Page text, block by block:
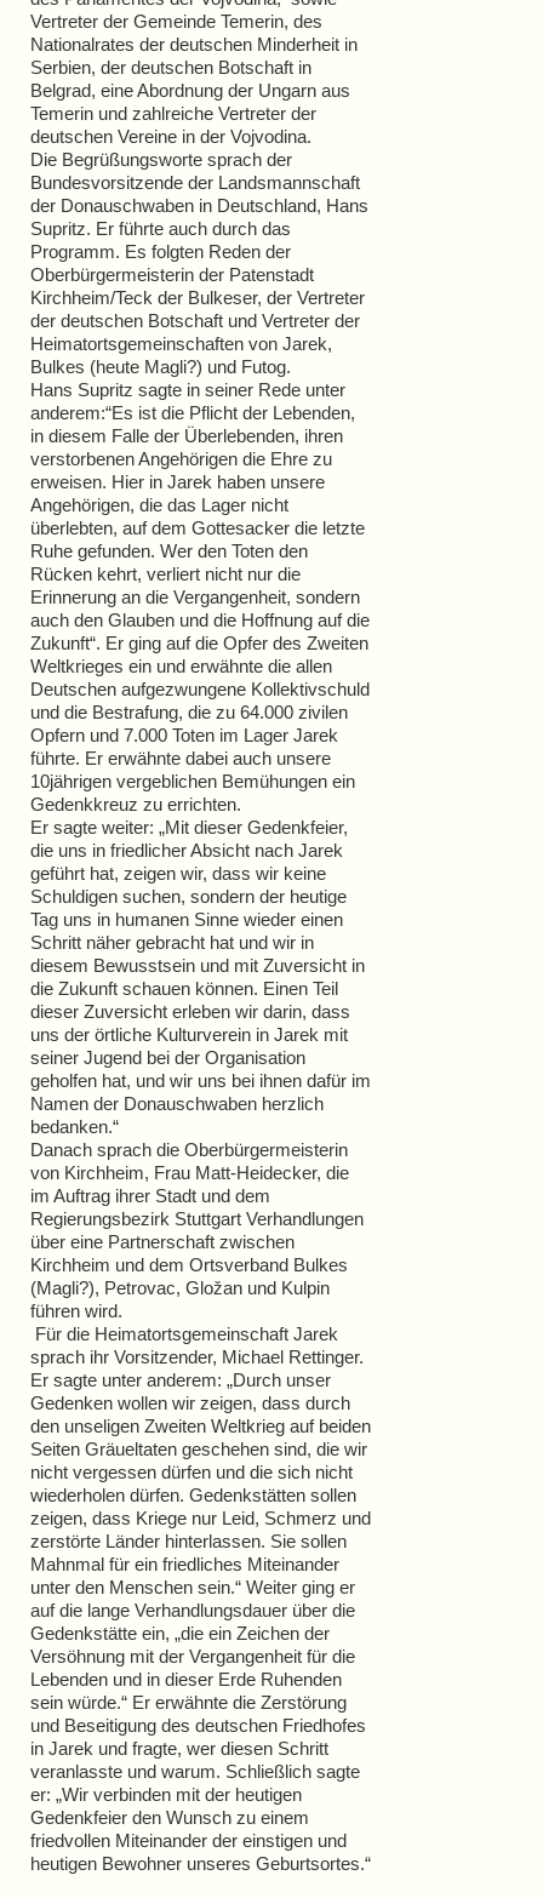
Vertreter der Gemeinde Temerin, des
Nationalrates der deutschen Minderheit in
Serbien, der deutschen Botschaft in
Belgrad, eine Abordnung der Ungarn aus
Temerin und zahlreiche Vertreter der
deutschen Vereine in der Vojvodina.
Die Begrüßungsworte sprach der
Bundesvorsitzende der Landsmannschaft
der Donauschwaben in Deutschland, Hans
Supritz. Er führte auch durch das
Programm. Es folgten Reden der
Oberbürgermeisterin der Patenstadt
Kirchheim/Teck der Bulkeser, der Vertreter
der deutschen Botschaft und Vertreter der
Heimatortsgemeinschaften von Jarek,
Bulkes (heute Magli?) und Futog.
Hans Supritz sagte in seiner Rede unter
anderem:“Es ist die Pflicht der Lebenden,
in diesem Falle der Überlebenden, ihren
verstorbenen Angehörigen die Ehre zu
erweisen. Hier in Jarek haben unsere
Angehörigen, die das Lager nicht
überlebten, auf dem Gottesacker die letzte
Ruhe gefunden. Wer den Toten den
Rücken kehrt, verliert nicht nur die
Erinnerung an die Vergangenheit, sondern
auch den Glauben und die Hoffnung auf die
Zukunft“. Er ging auf die Opfer des Zweiten
Weltkrieges ein und erwähnte die allen
Deutschen aufgezwungene Kollektivschuld
und die Bestrafung, die zu 64.000 zivilen
Opfern und 7.000 Toten im Lager Jarek
führte. Er erwähnte dabei auch unsere
10jährigen vergeblichen Bemühungen ein
Gedenkkreuz zu errichten.
Er sagte weiter: „Mit dieser Gedenkfeier,
die uns in friedlicher Absicht nach Jarek
geführt hat, zeigen wir, dass wir keine
Schuldigen suchen, sondern der heutige
Tag uns in humanen Sinne wieder einen
Schritt näher gebracht hat und wir in
diesem Bewusstsein und mit Zuversicht in
die Zukunft schauen können. Einen Teil
dieser Zuversicht erleben wir darin, dass
uns der örtliche Kulturverein in Jarek mit
seiner Jugend bei der Organisation
geholfen hat, und wir uns bei ihnen dafür im
Namen der Donauschwaben herzlich
bedanken.“
Danach sprach die Oberbürgermeisterin
von Kirchheim, Frau Matt-Heidecker, die
im Auftrag ihrer Stadt und dem
Regierungsbezirk Stuttgart Verhandlungen
über eine Partnerschaft zwischen
Kirchheim und dem Ortsverband Bulkes
(Magli?), Petrovac, Gložan und Kulpin
führen wird.
Für die Heimatortsgemeinschaft Jarek
sprach ihr Vorsitzender, Michael Rettinger.
Er sagte unter anderem: „Durch unser
Gedenken wollen wir zeigen, dass durch
den unseligen Zweiten Weltkrieg auf beiden
Seiten Gräueltaten geschehen sind, die wir
nicht vergessen dürfen und die sich nicht
wiederholen dürfen. Gedenkstätten sollen
zeigen, dass Kriege nur Leid, Schmerz und
zerstörte Länder hinterlassen. Sie sollen
Mahnmal für ein friedliches Miteinander
unter den Menschen sein.“ Weiter ging er
auf die lange Verhandlungsdauer über die
Gedenkstätte ein, „die ein Zeichen der
Versöhnung mit der Vergangenheit für die
Lebenden und in dieser Erde Ruhenden
sein würde.“ Er erwähnte die Zerstörung
und Beseitigung des deutschen Friedhofes
in Jarek und fragte, wer diesen Schritt
veranlasste und warum. Schließlich sagte
er: „Wir verbinden mit der heutigen
Gedenkfeier den Wunsch zu einem
friedvollen Miteinander der einstigen und
heutigen Bewohner unseres Geburtsortes.“